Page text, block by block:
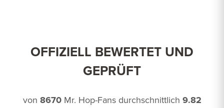
OFFIZIELL BEWERTET UND
GEPRÜFT
von 8670Mr. Hop-Fans durchschnittlich 9.82